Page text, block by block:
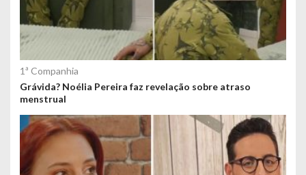
1ª Companhia
Grávida? Noélia Pereira faz revelação sobre atraso
menstrual